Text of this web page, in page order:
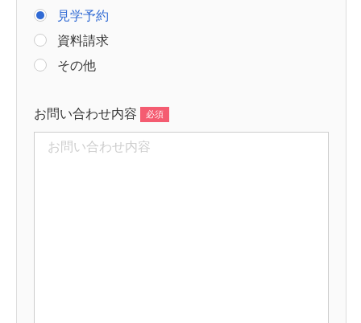
見学予約
資料請求
その他
お問い合わせ内容